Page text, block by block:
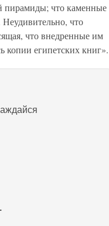
пирамиды; что каменные
что
что внедренные им
копии египетских книг».